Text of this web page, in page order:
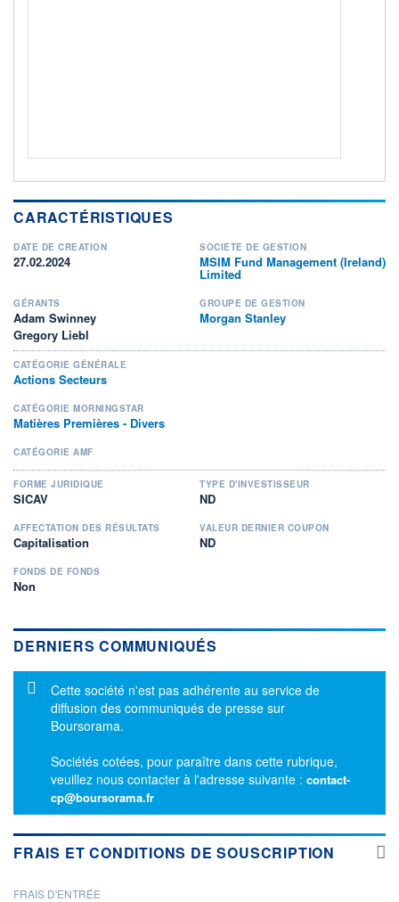
+ PORTEFEUILLE + LISTE
CARACTÉRISTIQUES
DATE DE CRÉATION
27.02.2024
SOCIÉTÉ DE GESTION
MSIM Fund Management (Ireland)
Limited
GÉRANTS
Adam Swinney
Gregory Liebl
GROUPE DE GESTION
Morgan Stanley
CATÉGORIE GÉNÉRALE
Actions Secteurs
CATÉGORIE MORNINGSTAR
Matières Premières - Divers
CATÉGORIE AMF
FORME JURIDIQUE
SICAV
TYPE D'INVESTISSEUR
ND
AFFECTATION DES RÉSULTATS
Capitalisation
VALEUR DERNIER COUPON
ND
FONDS DE FONDS
Non
DERNIERS COMMUNIQUÉS
Message d'information
Cette société n'est pas adhérente au service de
diffusion des communiqués de presse sur
Boursorama.
Sociétés cotées, pour paraître dans cette rubrique,
veuillez nous contacter à l'adresse suivante : contact-
cp@boursorama.fr
FRAIS ET CONDITIONS DE SOUSCRIPTION
PROSPECTUS
FRAIS D'ENTRÉE